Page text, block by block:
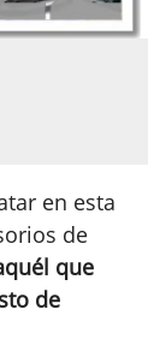
en esta
de
que
de